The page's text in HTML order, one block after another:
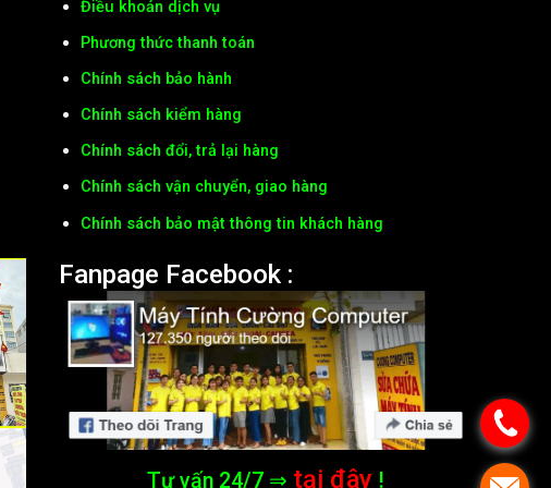
Điều khoản dịch vụ
Phương thức thanh toán
Chính sách bảo hành
Chính sách kiểm hàng
Chính sách đổi, trả lại hàng
Chính sách vận chuyển, giao hàng
Chính sách bảo mật thông tin khách hàng
Fanpage Facebook :
Tư vấn 24/7 ⇒ tại đây !